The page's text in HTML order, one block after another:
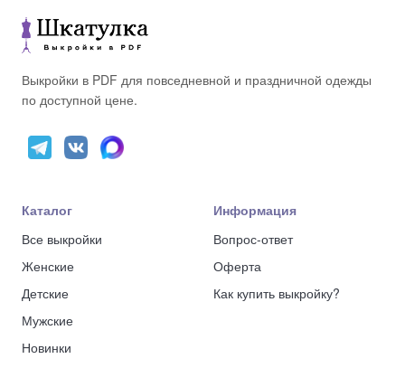
Выкройки в PDF для повседневной и праздничной одежды
по доступной цене.
Каталог
Все выкройки
Женские
Детские
Мужские
Новинки
Информация
Вопрос-ответ
Оферта
Как купить выкройку?